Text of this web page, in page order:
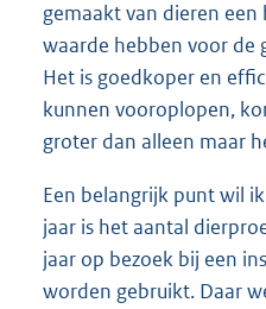
gemaakt van dieren
waarde hebben voor de
Het is goedkoper en
kunnen vooroplopen,
groter dan alleen maar
Een belangrijk punt wil
jaar is het aantal
jaar op bezoek bij een
worden gebruikt. Daar